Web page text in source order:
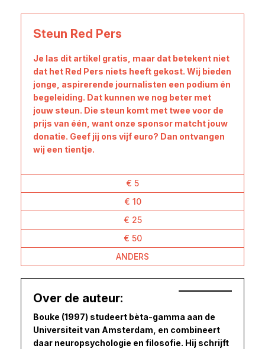
Steun Red Pers
Je las dit artikel gratis, maar dat betekent niet
dat het Red Pers niets heeft gekost. Wij bieden
jonge, aspirerende journalisten een podium én
begeleiding. Dat kunnen we nog beter met
jouw steun. Die steun komt met twee voor de
prijs van één, want onze sponsor matcht jouw
donatie. Geef jij ons vijf euro? Dan ontvangen
wij een tientje.
€ 5
€ 10
€ 25
€ 50
ANDERS
Over de auteur:
Bouke (1997) studeert bèta-gamma aan de
Universiteit van Amsterdam, en combineert
daar neuropsychologie en filosofie. Hij schrijft